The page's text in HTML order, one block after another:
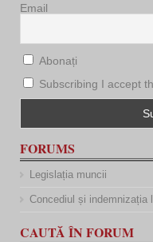
Email
Abonați
Subscribing I accept
FORUMS
Legislația muncii
Concediul și indemnizația
CAUTĂ ÎN FORUM